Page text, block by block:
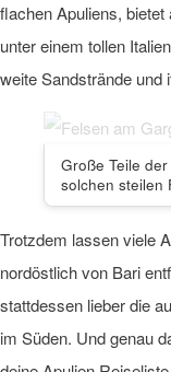
flachen Apuliens,
unter einem tollen
weite Sandstrände und
Große Teile
solchen steilen
Trotzdem lassen viele
nordöstlich von Bari
stattdessen lieber die
im Süden. Und genau